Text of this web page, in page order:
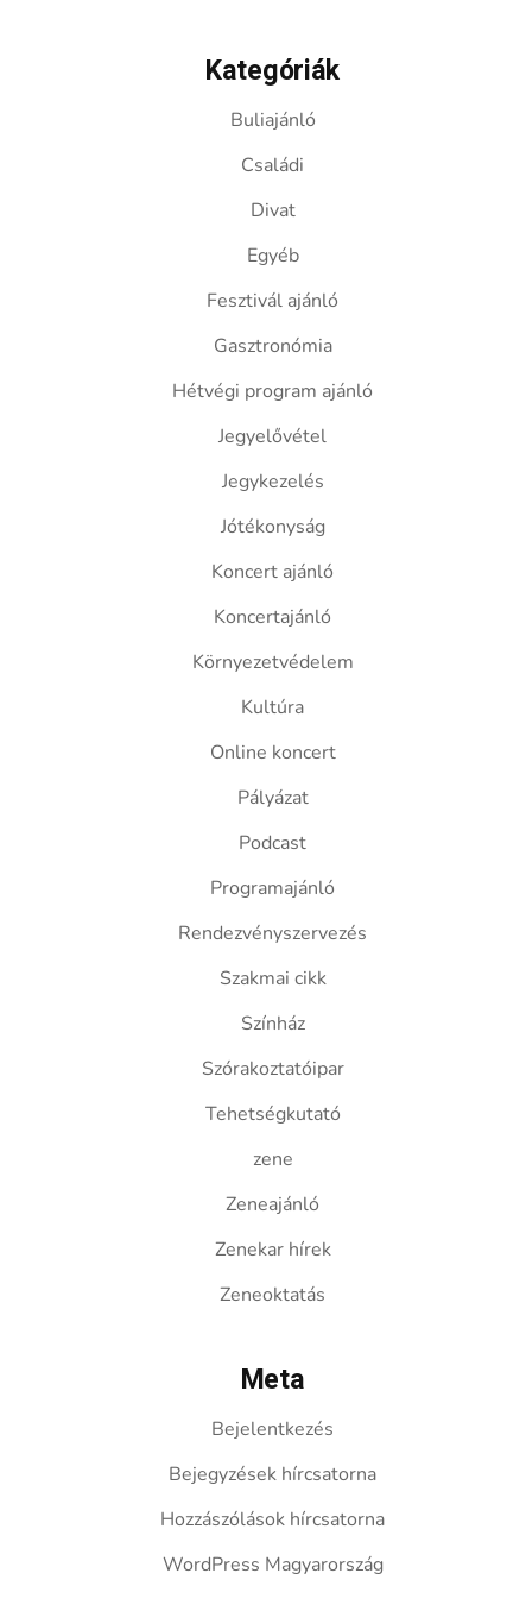
Kategóriák
Buliajánló
Családi
Divat
Egyéb
Fesztivál ajánló
Gasztronómia
Hétvégi program ajánló
Jegyelővétel
Jegykezelés
Jótékonyság
Koncert ajánló
Koncertajánló
Környezetvédelem
Kultúra
Online koncert
Pályázat
Podcast
Programajánló
Rendezvényszervezés
Szakmai cikk
Színház
Szórakoztatóipar
Tehetségkutató
zene
Zeneajánló
Zenekar hírek
Zeneoktatás
Meta
Bejelentkezés
Bejegyzések hírcsatorna
Hozzászólások hírcsatorna
WordPress Magyarország